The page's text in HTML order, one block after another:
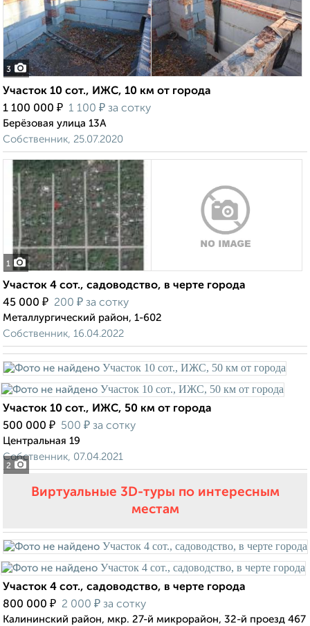
3
Участок 10 сот., ИЖС, 10 км от города
1 100 000 ₽ 1 100 ₽ за сотку
Берёзовая улица 13А
Собственник, 25.07.2020
1
Участок 4 сот., садоводство, в черте города
45 000 ₽ 200 ₽ за сотку
Металлургический район, 1-602
Собственник, 16.04.2022
2
Участок 10 сот., ИЖС, 50 км от города
500 000 ₽ 500 ₽ за сотку
Центральная 19
Собственник, 07.04.2021
Виртуальные 3D-туры по интересным
местам
Участок 4 сот., садоводство, в черте города
800 000 ₽ 2 000 ₽ за сотку
Калининский район, мкр. 27-й микрорайон, 32-й проезд 467